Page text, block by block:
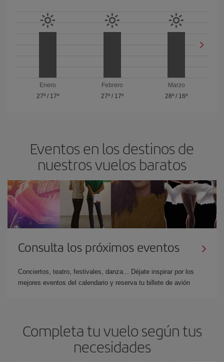
Enero
27º/ 17º
Febrero
27º/ 17º
Marzo
28º / 16º
Eventos en los destinos de
nuestros vuelos baratos
Consulta los próximos eventos
Conciertos, teatro, festivales, danza... Déjate inspirar por los
mejores eventos del calendario y reserva tu billete de avión
Completa tu vuelo según tus
necesidades